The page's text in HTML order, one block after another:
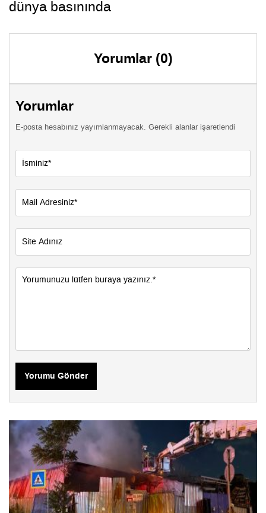
dünya basınında
Yorumlar (0)
Yorumlar
E-posta hesabınız yayımlanmayacak. Gerekli alanlar işaretlendi
Yorumu Gönder